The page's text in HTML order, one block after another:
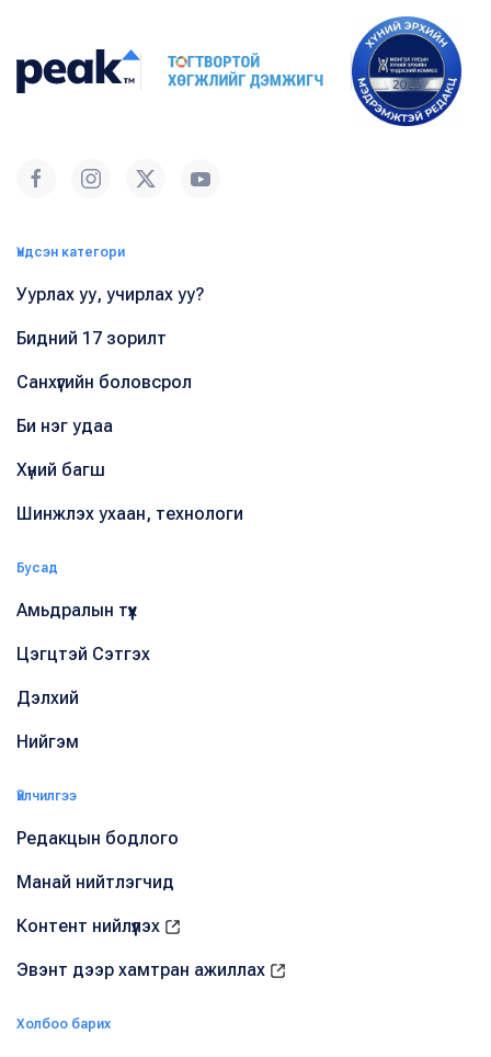
Үндсэн категори
Уурлах уу, учирлах уу?
Бидний 17 зорилт
Санхүүгийн боловсрол
Би нэг удаа
Хүний багш
Шинжлэх ухаан, технологи
Бусад
Амьдралын түүх
Цэгцтэй Сэтгэх
Дэлхий
Нийгэм
Үйлчилгээ
Редакцын бодлого
Манай нийтлэгчид
Контент нийлүүлэх
Эвэнт дээр хамтран ажиллах
Холбоо барих